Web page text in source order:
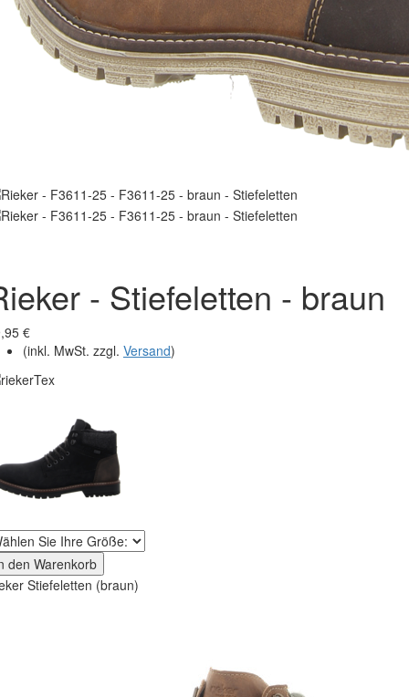
- Stiefeletten - braun
€
(inkl. MwSt. zzgl. Versand)
den Warenkorb
Stiefeletten (braun)